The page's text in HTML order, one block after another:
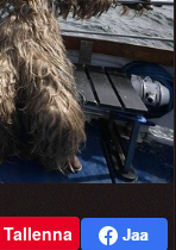
Tallenna